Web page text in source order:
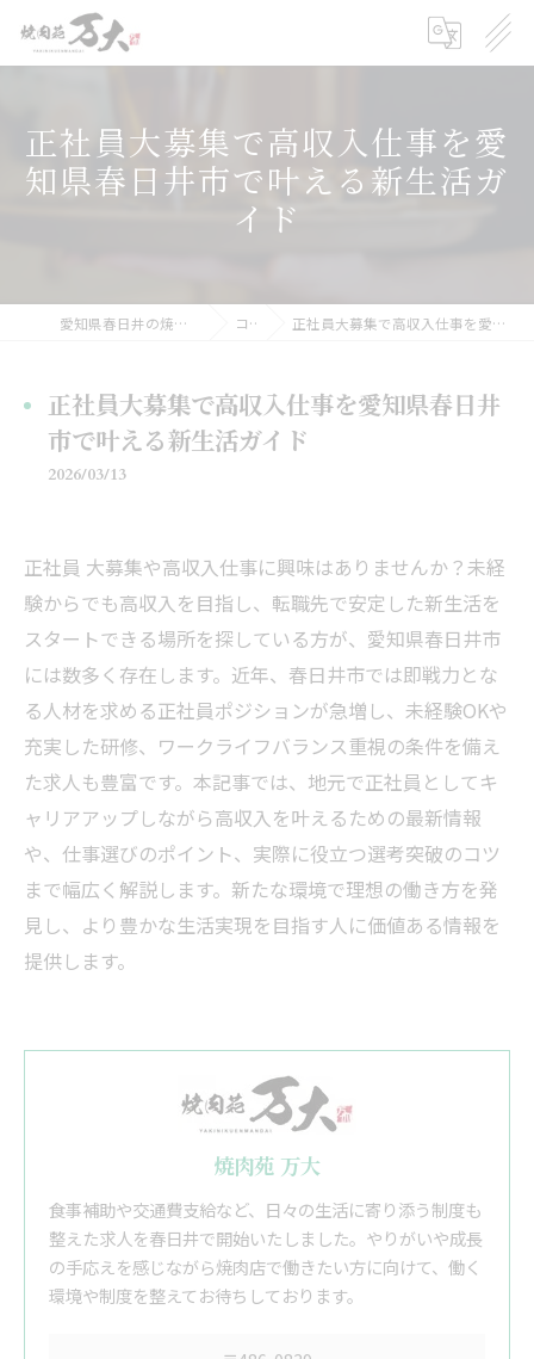
正社員大募集で高収入仕事を愛
知県春日井市で叶える新生活ガ
イド
愛知県春日井の焼肉の求人なら焼肉苑 万大 コラム 正社員大募集で高収入仕事を愛知県春日井市で叶える新生活ガイド
正社員大募集で高収入仕事を愛知県春日井
市で叶える新生活ガイド
2026/03/13
正社員 大募集や高収入仕事に興味はありませんか？未経
験からでも高収入を目指し、転職先で安定した新生活を
スタートできる場所を探している方が、愛知県春日井市
には数多く存在します。近年、春日井市では即戦力とな
る人材を求める正社員ポジションが急増し、未経験OKや
充実した研修、ワークライフバランス重視の条件を備え
た求人も豊富です。本記事では、地元で正社員としてキ
ャリアアップしながら高収入を叶えるための最新情報
や、仕事選びのポイント、実際に役立つ選考突破のコツ
まで幅広く解説します。新たな環境で理想の働き方を発
見し、より豊かな生活実現を目指す人に価値ある情報を
提供します。
焼肉苑 万大
食事補助や交通費支給など、日々の生活に寄り添う制度も
整えた求人を春日井で開始いたしました。やりがいや成長
の手応えを感じながら焼肉店で働きたい方に向けて、働く
環境や制度を整えてお待ちしております。